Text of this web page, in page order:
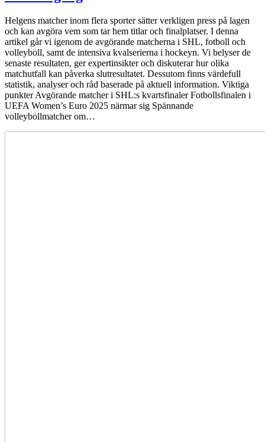
Helgens matcher inom flera sporter sätter verkligen press på lagen
och kan avgöra vem som tar hem titlar och finalplatser. I denna
artikel går vi igenom de avgörande matcherna i SHL, fotboll och
volleyboll, samt de intensiva kvalserierna i hockeyn. Vi belyser de
senaste resultaten, ger expertinsikter och diskuterar hur olika
matchutfall kan påverka slutresultatet. Dessutom finns värdefull
statistik, analyser och råd baserade på aktuell information. Viktiga
punkter Avgörande matcher i SHL:s kvartsfinaler Fotbollsfinalen i
UEFA Women’s Euro 2025 närmar sig Spännande
volleybollmatcher om…